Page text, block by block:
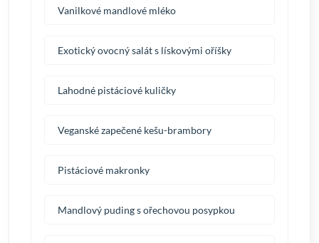
Vanilkové mandlové mléko
Exotický ovocný salát s lískovými oříšky
Lahodné pistáciové kuličky
Veganské zapečené kešu-brambory
Pistáciové makronky
Mandlový puding s ořechovou posypkou